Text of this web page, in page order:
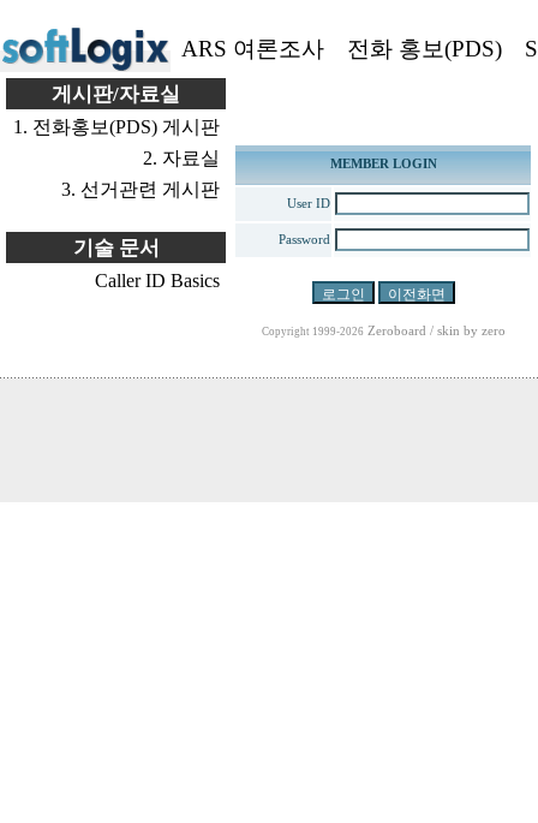
ARS 여론조사 전화 홍보(PDS)
게시판/자료실
1. 전화홍보(PDS) 게시판
2. 자료실
3. 선거관련 게시판
기술 문서
Caller ID Basics
MEMBER LOGIN
User ID
Password
Copyright 1999-2026 Zeroboard / skin by zero